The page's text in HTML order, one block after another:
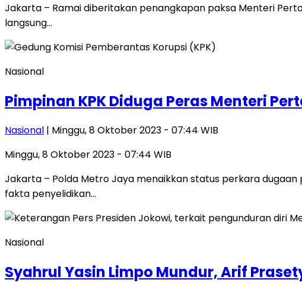
Jakarta – Ramai diberitakan penangkapan paksa Menteri
langsung…
Nasional
Pimpinan KPK Diduga Peras Menteri
Nasional | Minggu, 8 Oktober 2023 - 07:44 WIB
Minggu, 8 Oktober 2023 - 07:44 WIB
Jakarta – Polda Metro Jaya menaikkan status perkara
fakta penyelidikan…
Nasional
Syahrul Yasin Limpo Mundur, Arif